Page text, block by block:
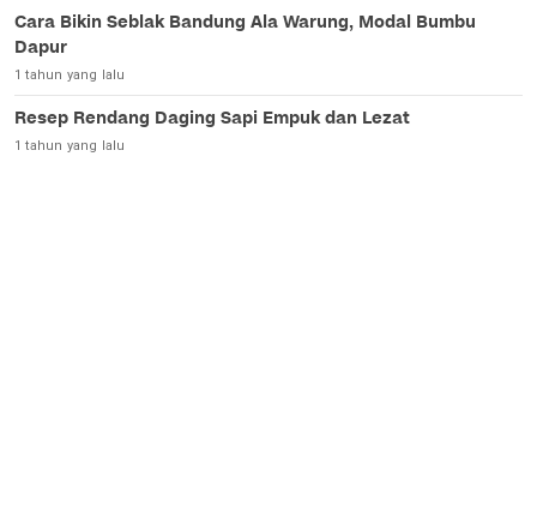
Cara Bikin Seblak Bandung Ala Warung, Modal Bumbu
Dapur
1 tahun yang lalu
Resep Rendang Daging Sapi Empuk dan Lezat
1 tahun yang lalu